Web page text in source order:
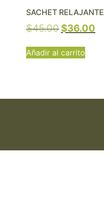
SACHET RELAJANTE
$45.00 $36.00
Añadir al carrito